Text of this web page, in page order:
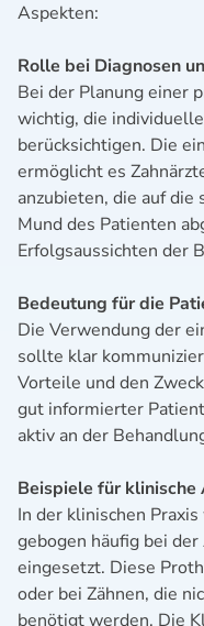
Aspekten:
Rolle bei Diagnosen
Bei der Planung einer
wichtig, die
berücksichtigen. Die
ermöglicht es
anzubieten, die auf die
Mund des Patienten
Erfolgsaussichten der
Bedeutung für die
Die Verwendung der
sollte klar
Vorteile und den
gut informierter
aktiv an der
Beispiele für klinische
In der klinischen
gebogen häufig bei
eingesetzt. Diese
oder bei Zähnen, die
benötigt werden. Die